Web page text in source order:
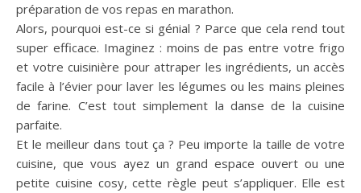
préparation de vos repas en marathon.
Alors, pourquoi est-ce si génial ? Parce que cela rend tout
super efficace. Imaginez : moins de pas entre votre frigo
et votre cuisinière pour attraper les ingrédients, un accès
facile à l’évier pour laver les légumes ou les mains pleines
de farine. C’est tout simplement la danse de la cuisine
parfaite.
Et le meilleur dans tout ça ? Peu importe la taille de votre
cuisine, que vous ayez un grand espace ouvert ou une
petite cuisine cosy, cette règle peut s’appliquer. Elle est